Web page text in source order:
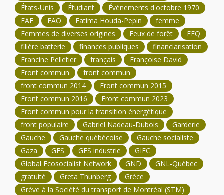
États-Unis
Étudiant
Événements d'octobre 1970
FAE
FAO Fatima Houda-Pepin
femme
Femmes de diverses origines
Feux de forêt
FFQ
filière batterie
finances publiques
financiarisation
Francine Pelletier
français
Françoise David
Front commun
front commun
front commun 2014
Front commun 2015
Front commun 2016
Front commun 2023
Front commun pour la transition énergétique
front populaire
Gabriel Nadeau-Dubois
Garderie
Gauche
Gauche québécoise
Gauche socialiste
Gaza
GES GES industrie
GIEC
Global Ecosocialist Network
GND
GNL-Québec
gratuité
Greta Thunberg
Grèce
Grève à la Société du transport de Montréal (STM)